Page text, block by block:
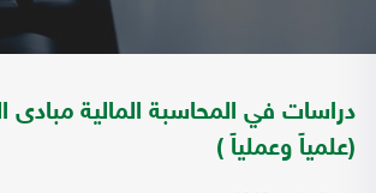
دراسات في المحاسبة المالية مبادى
(علمياً وعملياً )